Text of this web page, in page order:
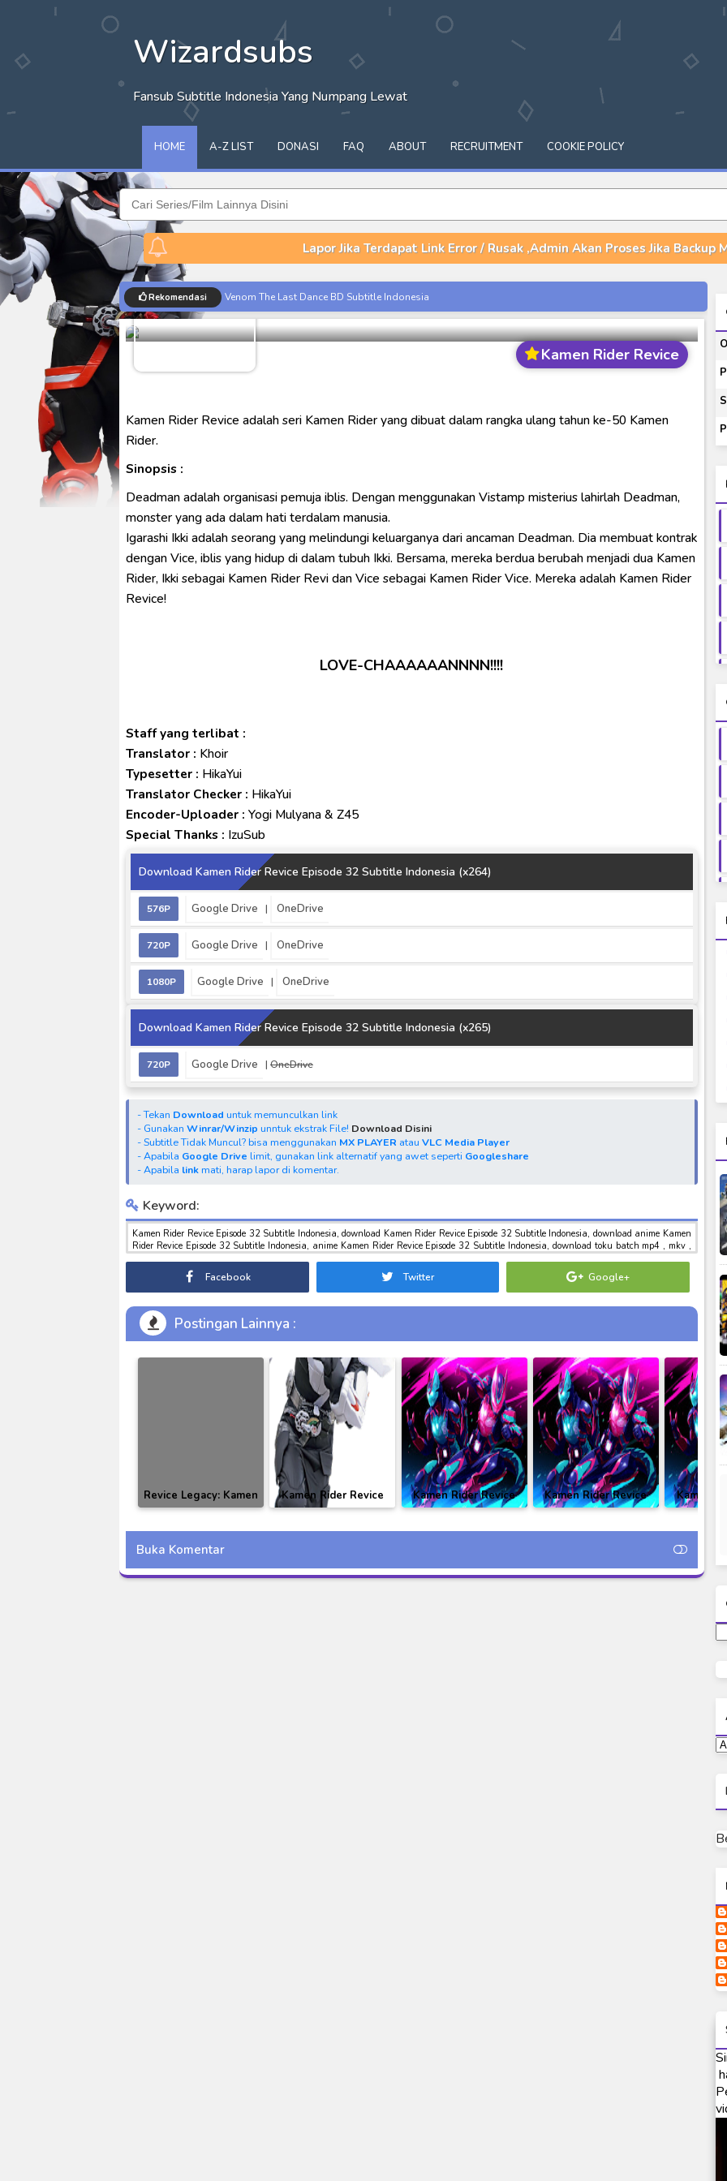
Wizardsubs
Fansub Subtitle Indonesia Yang Numpang Lewat
HOME A-Z LIST DONASI FAQ ABOUT RECRUITMENT COOKIE POLICY
Lapor Jika Terdapat Link Error / Rusak ,Admin Akan Proses Jika Backup
Rekomendasi
Venom The Last Dance BD Subtitle Indonesia
Kraven The Hunter Subtitle Indonesia
Spider-Noir Subtitle Indonesia
Ultraman Arc The Movie: The Clash of Light and Evil BD Subtitle Indonesia
[Reupload] Kikaider REBOO (2014) Subtitle Indonesia
Kamen Rider Revice
Kamen Rider Revice Episode 32 Subtitle Indonesia
Kamen Rider Revice adalah seri Kamen Rider yang dibuat dalam rangka ulang tahun ke-50 Kamen
Rider.
Sinopsis :
Deadman adalah organisasi pemuja iblis. Dengan menggunakan Vistamp misterius lahirlah Deadman,
monster yang ada dalam hati terdalam manusia.
Igarashi Ikki adalah seorang yang melindungi keluarganya dari ancaman Deadman. Dia membuat kontrak
dengan Vice, iblis yang hidup di dalam tubuh Ikki. Bersama, mereka berdua berubah menjadi dua Kamen
Rider, Ikki sebagai Kamen Rider Revi dan Vice sebagai Kamen Rider Vice. Mereka adalah Kamen Rider
Revice!
LOVE-CHAAAAAANNNN!!!!
Staff yang terlibat :
Translator : Khoir
Typesetter : HikaYui
Translator Checker : HikaYui
Encoder-Uploader : Yogi Mulyana & Z45
Special Thanks : IzuSub
Download Kamen Rider Revice Episode 32 Subtitle Indonesia (x264)
576P Google Drive | OneDrive
720P Google Drive | OneDrive
1080P Google Drive | OneDrive
Download Kamen Rider Revice Episode 32 Subtitle Indonesia (x265)
720P Google Drive | OneDrive
- Tekan Download untuk memunculkan link
- Gunakan Winrar/Winzip unntuk ekstrak File! Download Disini
- Subtitle Tidak Muncul? bisa menggunakan MX PLAYER atau VLC Media Player
- Apabila Google Drive limit, gunakan link alternatif yang awet seperti Googleshare
- Apabila linkmati, harap lapor di komentar.
Keyword:
Kamen Rider Revice Episode 32 Subtitle Indonesia, download Kamen Rider Revice Episode 32 Subtitle Indonesia, download anime Kamen
Rider Revice Episode 32 Subtitle Indonesia, anime Kamen Rider Revice Episode 32 Subtitle Indonesia, download toku batch mp4 , mkv ,
Facebook Twitter Google+
Postingan Lainnya :
Revice Legacy: Kamen
Rider Vail Episode 01-
05 Subtitle Indonesia
Kamen Rider Revice
Episode 38 Subtitle
Indonesia
Kamen Rider Revice
Episode 50 Subtitle
Indonesia
Kamen Rider Revice
Episode 41 Subtitle
Indonesia
Kamen
Episode
Buka Komentar